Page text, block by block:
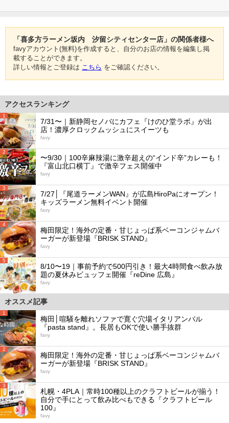
「喜多方ラーメン坂内 汐留シティセンター店」の関係者様へ
favyアカウント(無料)を作成すると、自分のお店の情報を編集し掲
載することができます。
詳しい情報とご登録は こちら をご確認ください。
アクセスランキング
1
7/31〜｜新静岡セノバにカフェ『けのひ堂ラボ』が出
店！濃厚クロックムッシュにスイーツも
favy
2
〜9/30｜100辛麻辣湯に激辛超えの“インド辛”カレーも！
『富山北口横丁』で激辛フェス開催中
favy
3
7/27│『尾道ラーメンWAN』が広島HiroPaにオープン！
キッズラーメン無料イベント開催
favy
4
梅田限定！海外の定番・甘じょっぱ系ベーコンジャムバ
ーガーが新登場『BRISK STAND』
favy
5
8/10〜19｜事前予約で500円引き！最大4時間食べ飲み放
題の夏休みビュッフェ開催『reDine 広島』
favy
オススメ記事
1
梅田│喧騒を離れソファで寛ぐ穴場イタリアンバル
『pasta stand』。長居もOKで使い勝手抜群
favy
2
梅田限定！海外の定番・甘じょっぱ系ベーコンジャムバ
ーガーが新登場『BRISK STAND』
favy
3
札幌・4PLA｜常時100種以上のクラフトビールが揃う！
自分で手にとって飲み比べもできる『クラフトビール
100』
favy